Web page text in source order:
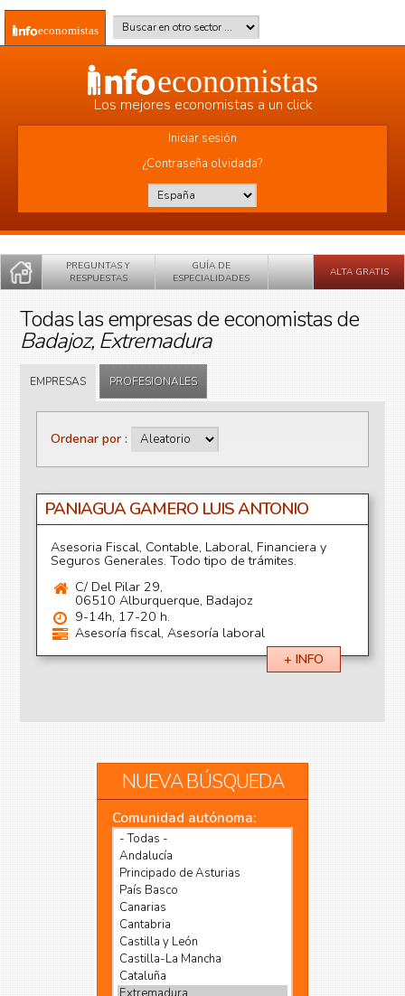
Pasar al contenido principal
economistas Buscar en otro sector
economistas
Los mejores economistas a un click
Iniciar sesión
¿Contraseña olvidada?
PREGUNTAS Y
RESPUESTAS
GUÍA DE
ESPECIALIDADES
ALTA GRATIS
Todas las empresas de economistas de
Badajoz, Extremadura
EMPRESAS PROFESIONALES
Ordenar por
PANIAGUA GAMERO LUIS ANTONIO
Asesoria Fiscal, Contable, Laboral, Financiera y
Seguros Generales. Todo tipo de trámites.
C/ Del Pilar 29,
06510 Alburquerque, Badajoz
9-14h, 17-20 h.
Asesoría fiscal, Asesoría laboral
+ INFO
NUEVA BÚSQUEDA
Comunidad autónoma: